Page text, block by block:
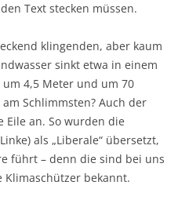
Text stecken müssen.
klingenden, aber kaum
sinkt etwa in einem
4,5 Meter und um 70
Schlimmsten? Auch der
Eile an. So wurden die
als „Liberale“ übersetzt,
führt – denn die sind bei uns
Klimaschützer bekannt.